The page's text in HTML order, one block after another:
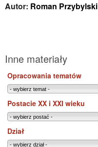
Autor: Roman Przybylski
Inne materiały
Opracowania tematów
Postacie XX i XXI wieku
Dział